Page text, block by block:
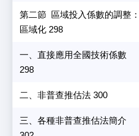
第二節 區域投入係數的調整：
區域化 298
一、直接應用全國技術係數
298
二、非普查推估法 300
三、各種非普查推估法簡介